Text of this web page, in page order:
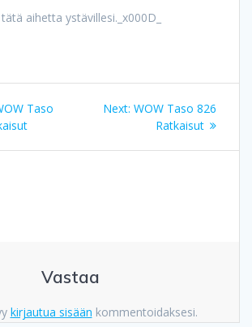
aihetta ystävillesi._x000D_
Taso
Next: Next
post:
WOW Taso 826
Ratkaisut
Vastaa
kirjautua sisään kommentoidaksesi.